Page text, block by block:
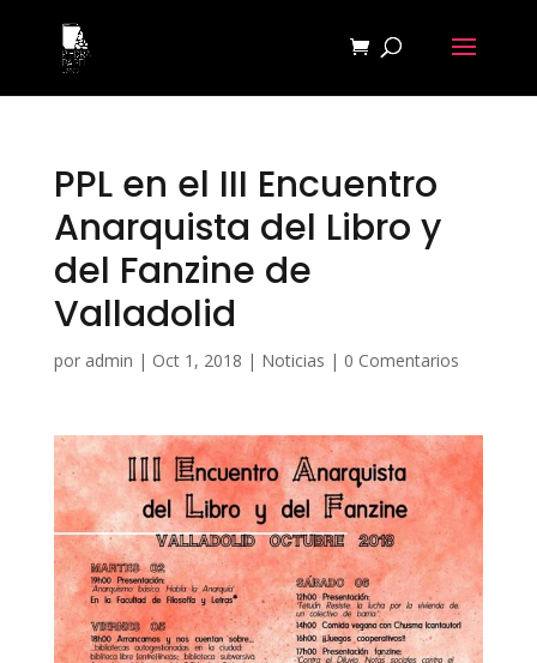
PPL en el III Encuentro
Anarquista del Libro y
del Fanzine de
Valladolid
por admin | Oct 1, 2018 | Noticias | 0 Comentarios